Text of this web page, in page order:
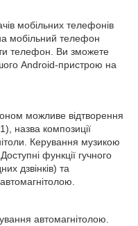
мобільних телефонів
мобільний телефон
телефон. Ви зможете
Android-пристрою на
можливе відтворення
назва композиції
Керування музикою
функції гучного
дзвінків) та
автомагнітолою.